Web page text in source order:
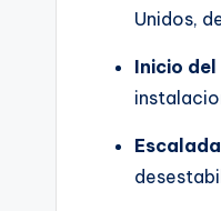
Unidos,
Inicio